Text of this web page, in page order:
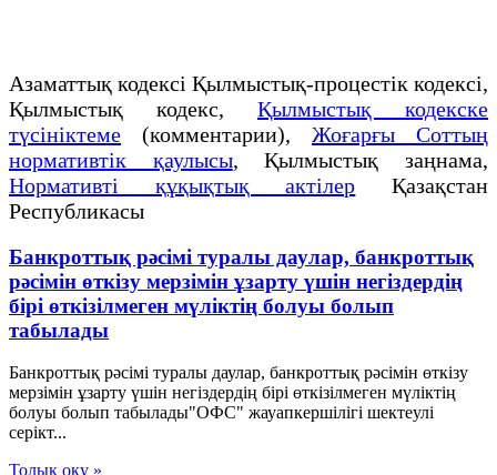
Азаматтық кодексi Қылмыстық-процестік кодексi,
Қылмыстық кодекс, Қылмыстық кодекске
түсініктеме (комментарии), Жоғарғы Соттың
нормативтік қаулысы, Қылмыстық заңнама,
Нормативті құқықтық актілер Қазақстан
Республикасы
Банкроттық рәсімі туралы даулар, банкроттық
рәсімін өткізу мерзімін ұзарту үшін негіздердің
бірі өткізілмеген мүліктің болуы болып
табылады
Банкроттық рәсімі туралы даулар, банкроттық рәсімін өткізу
мерзімін ұзарту үшін негіздердің бірі өткізілмеген мүліктің
болуы болып табылады"ОФС" жауапкершілігі шектеулі
серікт...
Толық оқу »